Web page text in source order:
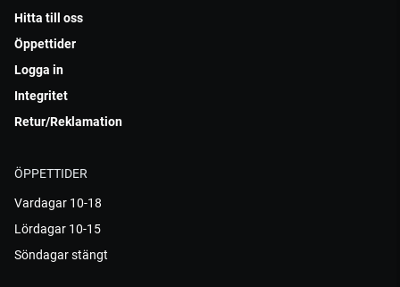
Hitta till oss
Öppettider
Logga in
Integritet
Retur/Reklamation
ÖPPETTIDER
Vardagar 10-18
Lördagar 10-15
Söndagar stängt